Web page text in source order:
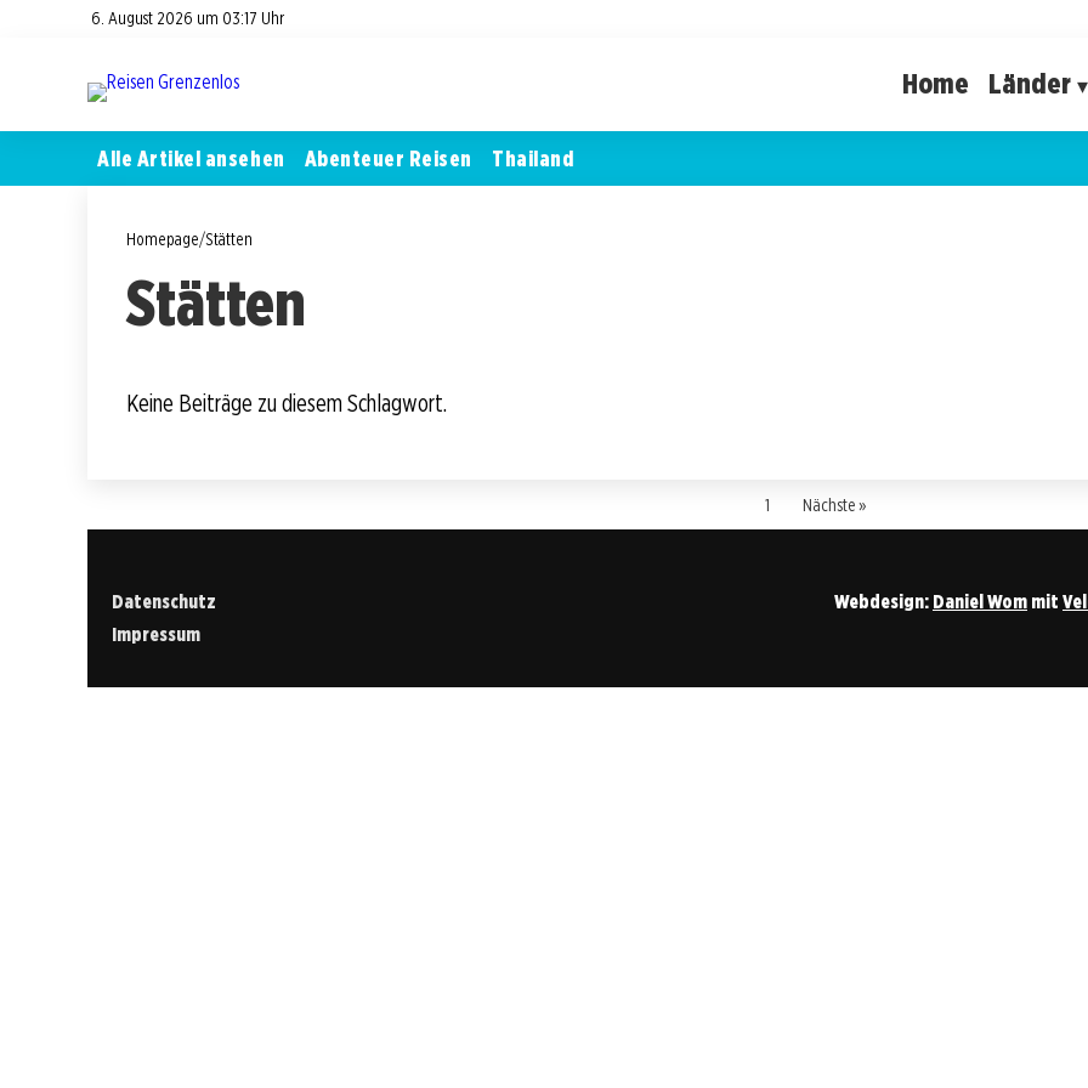
6. August 2026 um 03:17 Uhr
Home Länder
Alle Artikel ansehen Abenteuer Reisen Thailand
Homepage/Stätten
Stätten
Keine Beiträge zu diesem Schlagwort.
1 Nächste »
Datenschutz
Impressum
Webdesign: Daniel Wom mit